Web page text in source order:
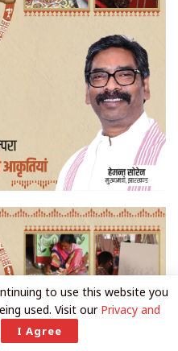
to use this website you
used. Visit our Privacy and
I Agree